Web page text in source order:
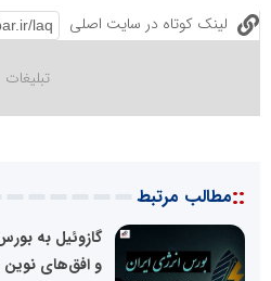
لینک کوتاه در سایت اصلی
::مطالب مرتبط
گازوئیل به
و افق‌های نوین